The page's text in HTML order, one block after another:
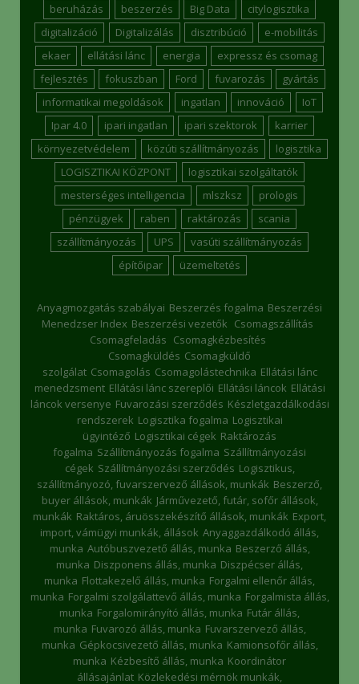
beruházás
beszerzés Big Data
citylogisztika
digitalizáció
Digitalizálás disztribúció
e-mobilitás
ekaer
ellátási lánc energia
expressz és csomag
fejlesztés
fokuszban Ford fuvarozás
gyártás
informatikai megoldások
ingatlan innováció
IoT
Ipar 4.0
ipari ingatlan ipari szektorok
karrier
környezetvédelem
közúti szállítmányozás
logisztika
LOGISZTIKAI KÖZPONT
logisztikai szolgáltatók
mesterséges intelligencia
mlszksz
prologis
pénzügyek
raben raktározás
scania
szállítmányozás
UPS
vasúti szállítmányozás
építőipar
üzemeltetés
Anyagmozgatás szabályai Beszerzés fogalma Beszerzési
Menedzser Index Beszerzési vezetők Csomagszállítás
Csomagfeladás Csomagkézbesítés
Csomagküldés Csomagküldő
szolgálat Csomagolás Csomagolástechnika Ellátási lánc
menedzsment Ellátási lánc szereplői Ellátási láncok Ellátási
láncok versenye Fuvarozási szerződés Készletgazdálkodási
rendszerek Logisztika fogalma Logisztikai
ügyintéző Logisztikai cégek Raktározás
fogalma Szállítmányozás fogalma Szállítmányozási
cégek Szállítmányozási szerződés Logisztikus,
szállítmányozó, fuvarszervező állások, munkák Beszerző,
buyer állások, munkák Járművezető, futár, sofőr állások,
munkák Raktáros, áruösszekészítő állások, munkák Export,
import, vámügyi munkák, állások Anyaggazdálkodó állás,
munka Autóbuszvezető állás, munka Beszerző állás,
munka Diszponens állás, munka Diszpécser állás,
munka Flottakezelő állás, munka Forgalmi ellenőr állás,
munka Forgalmi szolgálattevő állás, munka Forgalmista állás,
munka Forgalomirányító állás, munka Futár állás,
munka Fuvarozó állás, munka Fuvarszervező állás,
munka Gépkocsivezető állás, munka Kamionsofőr állás,
munka Kézbesítő állás, munka Koordinátor
állásajánlat Közlekedési mérnök munkák,